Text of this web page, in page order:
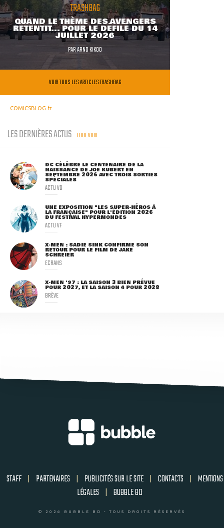
TRASHBAG
QUAND LE THÈME DES AVENGERS
RETENTIT... POUR LE DÉFILÉ DU 14
JUILLET 2026
PARARNO KIKOO
VOIR TOUS LES ARTICLES TRASHBAG
COMICSBLOG.fr
LES DERNIÈRES ACTUS TOUT VOIR
DC CÉLÈBRE LE CENTENAIRE DE LA
NAISSANCE DE JOE KUBERT EN
SEPTEMBRE 2026 AVEC TROIS SORTIES
SPÉCIALES
ACTU VO
UNE EXPOSITION "LES SUPER-HÉROS À
LA FRANÇAISE" POUR L'ÉDITION 2026
DU FESTIVAL HYPERMONDES
ACTU VF
X-MEN : SADIE SINK CONFIRME SON
RETOUR POUR LE FILM DE JAKE
SCHREIER
ECRANS
X-MEN '97 : LA SAISON 3 BIEN PRÉVUE
POUR 2027, ET LA SAISON 4 POUR 2028
BRÈVE
STAFF | PARTENAIRES | PUBLICITÉS SUR LE SITE | CONTACTS | MENTIONS
LÉGALES | BUBBLE BD
© 2026 BUBBLE BD - TOUS DROITS RÉSERVÉS